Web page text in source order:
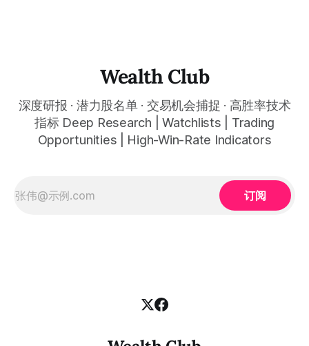
with any financial market — stocks, crypto,
Wealth Club
深度研报 · 潜力股名单 · 交易机会捕捉 · 高胜率技术
指标 Deep Research | Watchlists | Trading
Opportunities | High-Win-Rate Indicators
订阅